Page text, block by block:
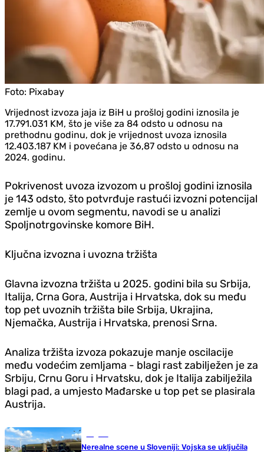
Foto: Pixabay
Vrijednost izvoza jaja iz BiH u prošloj godini iznosila je
17.791.031 KM, što je više za 84 odsto u odnosu na
prethodnu godinu, dok je vrijednost uvoza iznosila
12.403.187 KM i povećana je 36,87 odsto u odnosu na
2024. godinu.
Pokrivenost uvoza izvozom u prošloj godini iznosila
je 143 odsto, što potvrđuje rastući izvozni potencijal
zemlje u ovom segmentu, navodi se u analizi
Spoljnotrgovinske komore BiH.
Ključna izvozna i uvozna tržišta
Glavna izvozna tržišta u 2025. godini bila su Srbija,
Italija, Crna Gora, Austrija i Hrvatska, dok su među
top pet uvoznih tržišta bile Srbija, Ukrajina,
Njemačka, Austrija i Hrvatska, prenosi Srna.
Analiza tržišta izvoza pokazuje manje oscilacije
među vodećim zemljama - blagi rast zabilježen je za
Srbiju, Crnu Goru i Hrvatsku, dok je Italija zabilježila
blagi pad, a umjesto Mađarske u top pet se plasirala
Austrija.
Nerealne scene u Sloveniji: Vojska se uključila